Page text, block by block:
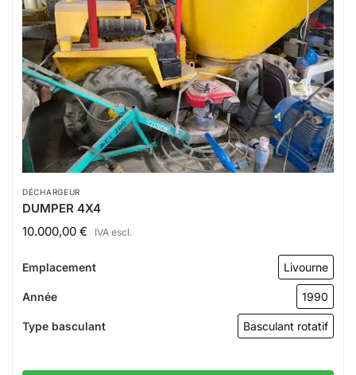
DÉCHARGEUR
DUMPER 4X4
10.000,00 € IVA escl.
Emplacement Livourne
Année 1990
Type basculant Basculant rotatif